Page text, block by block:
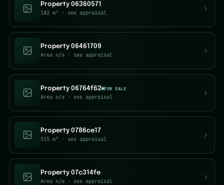
Property 06360571
182 m² · see appraisal
Property 06461709
Area n/a · see appraisal
Property 06764f62 FOR SALE
Area n/a · see appraisal
Property 0786ce17
515 m² · see appraisal
Property 07c314fe
Area n/a · see appraisal